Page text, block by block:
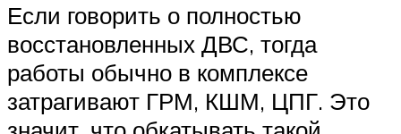
Если говорить о полностью
восстановленных ДВС, тогда
работы обычно в комплексе
затрагивают ГРМ, КШМ, ЦПГ. Это